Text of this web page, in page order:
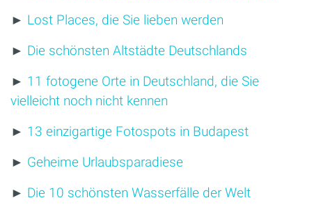
► Lost Places, die Sie lieben werden
► Die schönsten Altstädte Deutschlands
► 11 fotogene Orte in Deutschland, die Sie
vielleicht noch nicht kennen
► 13 einzigartige Fotospots in Budapest
► Geheime Urlaubsparadiese
► Die 10 schönsten Wasserfälle der Welt